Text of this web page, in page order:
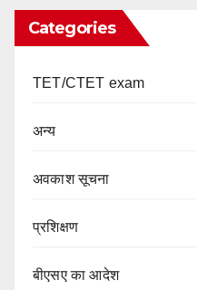
Categories
TET/CTET exam
अन्य
अवकाश सूचना
प्रशिक्षण
बीएसए का आदेश